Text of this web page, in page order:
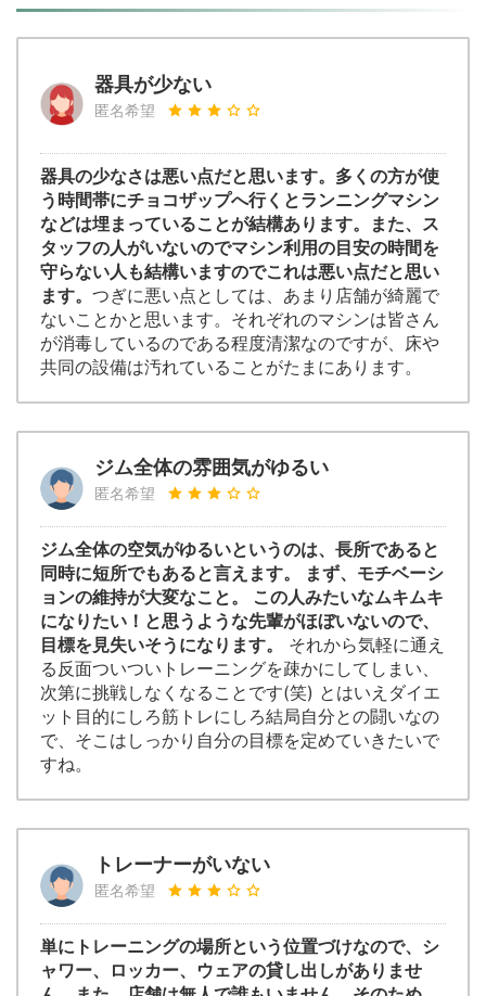
器具が少ない
匿名希望
器具の少なさは悪い点だと思います。多くの方が使
う時間帯にチョコザップへ行くとランニングマシン
などは埋まっていることが結構あります。また、ス
タッフの人がいないのでマシン利用の目安の時間を
守らない人も結構いますのでこれは悪い点だと思い
ます。 つぎに悪い点としては、あまり店舗が綺麗で
ないことかと思います。それぞれのマシンは皆さん
が消毒しているのである程度清潔なのですが、床や
共同の設備は汚れていることがたまにあります。
ジム全体の雰囲気がゆるい
匿名希望
ジム全体の空気がゆるいというのは、長所であると
同時に短所でもあると言えます。 まず、モチベーシ
ョンの維持が大変なこと。 この人みたいなムキムキ
になりたい！と思うような先輩がほぼいないので、
目標を見失いそうになります。
それから気軽に通え
る反面ついついトレーニングを疎かにしてしまい、
次第に挑戦しなくなることです(笑) とはいえダイエ
ット目的にしろ筋トレにしろ結局自分との闘いなの
で、そこはしっかり自分の目標を定めていきたいで
すね。
トレーナーがいない
匿名希望
単にトレーニングの場所という位置づけなので、シ
ャワー、ロッカー、ウェアの貸し出しがありませ